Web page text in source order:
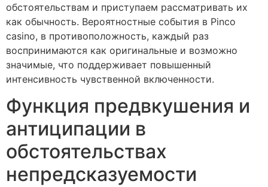
обстоятельствам и приступаем рассматривать их
как обычность. Вероятностные события в Pinco
casino, в противоположность, каждый раз
воспринимаются как оригинальные и возможно
значимые, что поддерживает повышенный
интенсивность чувственной включенности.
Функция предвкушения и
антиципации в
обстоятельствах
непредсказуемости